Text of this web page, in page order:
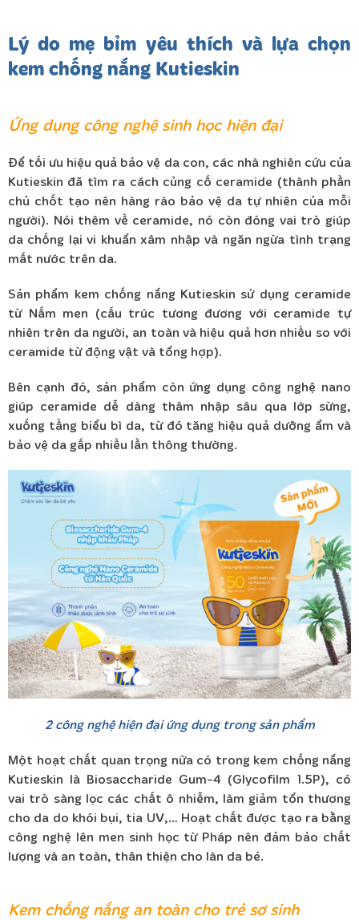
Lý do mẹ bỉm yêu thích và lựa chọn
kem chống nắng Kutieskin
Ứng dụng công nghệ sinh học hiện đại
Để tối ưu hiệu quả bảo vệ da con, các nhà nghiên cứu của
Kutieskin đã tìm ra cách củng cố ceramide (thành phần
chủ chốt tạo nên hàng rào bảo vệ da tự nhiên của mỗi
người). Nói thêm về ceramide, nó còn đóng vai trò giúp
da chống lại vi khuẩn xâm nhập và ngăn ngừa tình trạng
mất nước trên da.
Sản phẩm kem chống nắng Kutieskin sử dụng ceramide
từ Nấm men (cấu trúc tương đương với ceramide tự
nhiên trên da người, an toàn và hiệu quả hơn nhiều so với
ceramide từ động vật và tổng hợp).
Bên cạnh đó, sản phẩm còn ứng dụng công nghệ nano
giúp ceramide dễ dàng thâm nhập sâu qua lớp sừng,
xuống tầng biểu bì da, từ đó tăng hiệu quả dưỡng ẩm và
bảo vệ da gấp nhiều lần thông thường.
2 công nghệ hiện đại ứng dụng trong sản phẩm
Một hoạt chất quan trọng nữa có trong kem chống nắng
Kutieskin là Biosaccharide Gum-4 (Glycofilm 1.5P), có
vai trò sàng lọc các chất ô nhiễm, làm giảm tổn thương
cho da do khói bụi, tia UV,… Hoạt chất được tạo ra bằng
công nghệ lên men sinh học từ Pháp nên đảm bảo chất
lượng và an toàn, thân thiện cho làn da bé.
Kem chống nắng an toàn cho trẻ sơ sinh